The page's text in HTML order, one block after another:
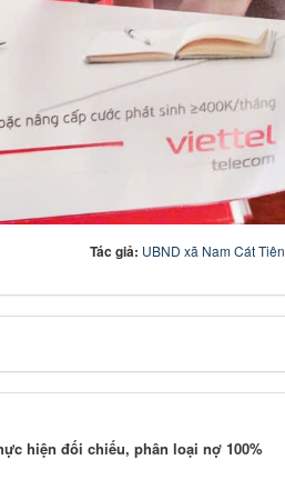
Tác giả: UBND xã Nam Cát Tiên
hiện đối chiếu, phân loại nợ 100%